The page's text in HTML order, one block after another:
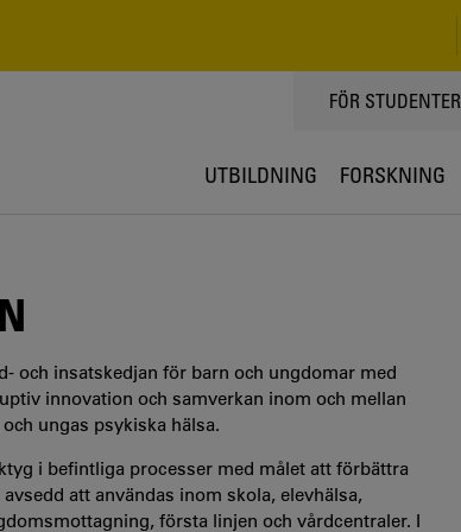
TOPPMENY
FÖR STUDENTER
UTBILDNING FORSKNING
och insatskedjan för barn och ungdomar med
innovation och samverkan inom och mellan
ungas psykiska hälsa.
i befintliga processer med målet att förbättra
att användas inom skola, elevhälsa,
första linjen och vårdcentraler. I